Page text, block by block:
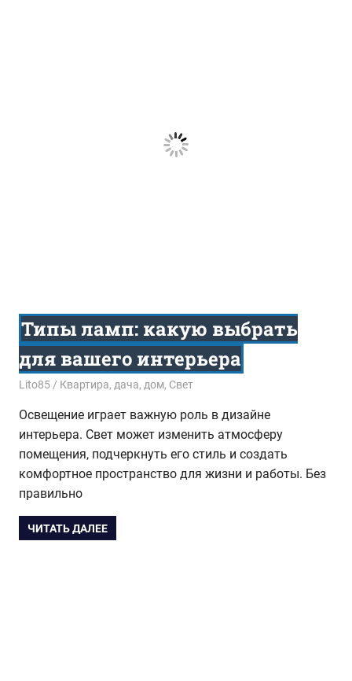
Типы ламп: какую выбрать
для вашего интерьера
09.08.2023
Lito85 Квартира, дача, дом, Свет
Освещение играет важную роль в дизайне
интерьера. Свет может изменить атмосферу
помещения, подчеркнуть его стиль и создать
комфортное пространство для жизни и работы. Без
правильно
ЧИТАТЬ ДАЛЕЕ